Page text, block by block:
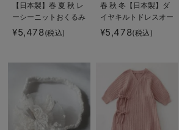
【日本製】春 夏 秋 レ
ーシーニットおくるみ
¥5,478(税込)
春 秋 冬【日本製】ダ
イヤキルトドレスオー
ル&帽子セット
¥5,478(税込)